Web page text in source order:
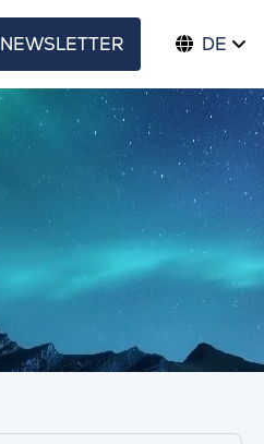
NEWSLETTER DE